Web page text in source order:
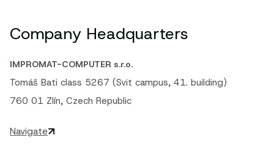
Company Headquarters
IMPROMAT-COMPUTER s.r.o.
Tomáš Bati class 5267 (Svit campus, 41. building)
760 01 Zlín, Czech Republic
Navigate